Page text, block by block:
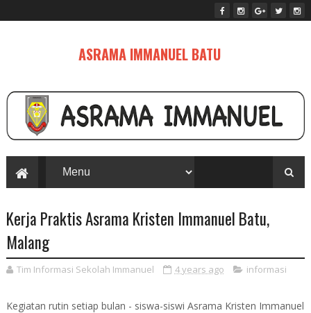
ASRAMA IMMANUEL BATU
Kerja Praktis Asrama Kristen Immanuel Batu,
Malang
Tim Informasi Sekolah Immanuel 4 years ago informasi
Kegiatan rutin setiap bulan - siswa-siswi Asrama Kristen Immanuel